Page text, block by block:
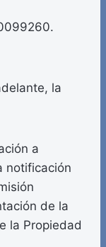
la
a
notificación
de la
la Propiedad